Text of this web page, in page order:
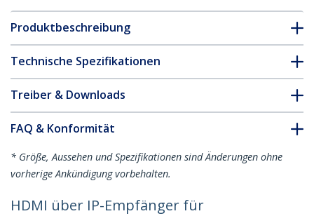
Produktbeschreibung
Technische Spezifikationen
Treiber & Downloads
FAQ & Konformität
* Größe, Aussehen und Spezifikationen sind Änderungen ohne
vorherige Ankündigung vorbehalten.
HDMI über IP-Empfänger für